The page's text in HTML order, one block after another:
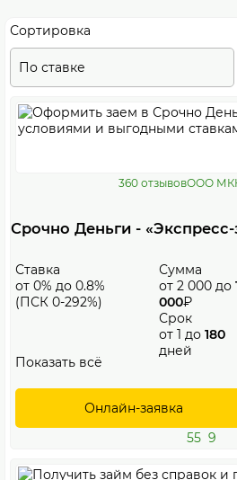
Сортировка
По ставке
360 отзывовООО МКК
Срочно Деньги - «Экспресс-
Ставка
от 0% до 0.8%
(ПСК 0-292%)
Сумма
от 2 000 до
000₽
Срок
от 1 до 180
дней
Показать всё
Онлайн-заявка
55 9